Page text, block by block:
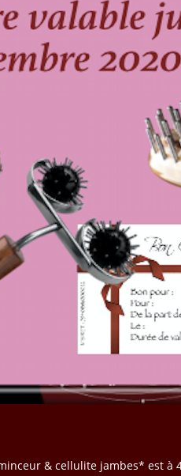
& cellulite jambes* est